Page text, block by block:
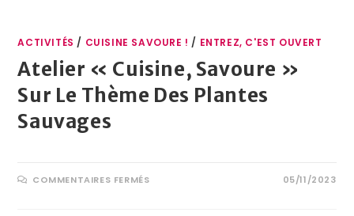
ACTIVITÉS / CUISINE SAVOURE ! / ENTREZ, C'EST OUVERT
Atelier « Cuisine, Savoure »
Sur Le Thème Des Plantes
Sauvages
COMMENTAIRES FERMÉS 05/11/2023